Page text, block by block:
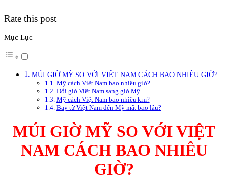
Rate this post
Mục Lục
MÚI GIỜ MỸ SO VỚI VIỆT NAM CÁCH BAO NHIÊU GIỜ?
Mỹ cách Việt Nam bao nhiêu giờ?
Đổi giờ Việt Nam sang giờ Mỹ
Mỹ cách Việt Nam bao nhiêu km?
Bay từ Việt Nam đến Mỹ mất bao lâu?
MÚI GIỜ MỸ SO VỚI VIỆT
NAM CÁCH BAO NHIÊU
GIỜ?